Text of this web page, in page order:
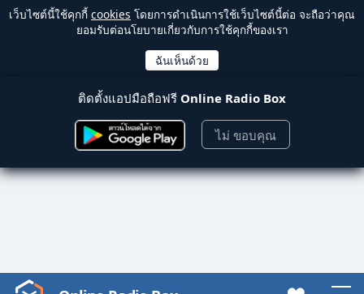
เว็บไซต์นี้ใช้คุกกี้ cookies โดยการดำเนินการใช้เว็บไซต์นี้ต่อ จะถือว่าคุณ
ยอมรับต่อนโยบายเกี่ยวกับการใช้คุกกี้ของเรา
ติดตั้งแอปมือถือฟรี Online Radio Box
ไม่ ขอบคุณ